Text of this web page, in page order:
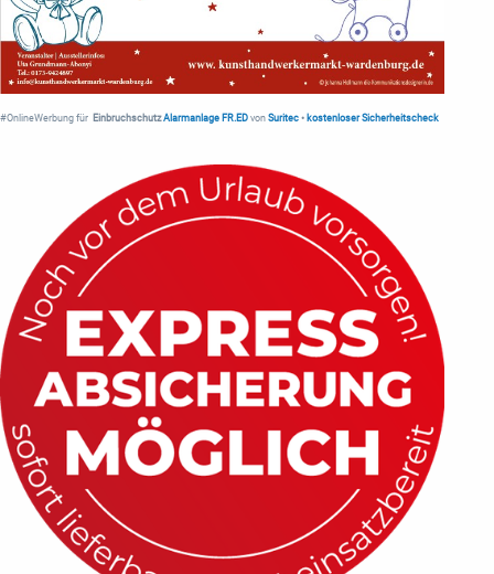
#OnlineWerbung für Einbruchschutz Alarmanlage FR.ED von Suritec • kostenloser Sicherheitscheck